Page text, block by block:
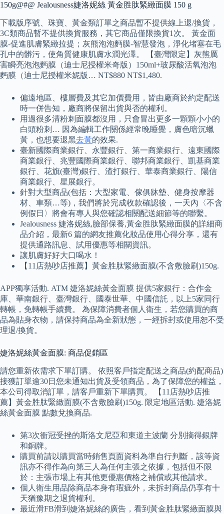
150g@#@ Jealousness婕洛妮絲 黃金胜肽緊緻面膜 150 g
下載版序號、珠寶、黃金類訂單之商品暫不提供線上退/換貨，
3C類商品暫不提供換貨服務，其它商品僅限換貨1次。 黃金面
膜-促進肌膚緊緻拉提；灰熊泡泡麪膜-智慧發泡，淨化堵塞在毛
孔中的髒污，使角質健康肌膚水潤光澤。 【臺灣限定】灰熊厲
害瞬亮泡泡麪膜（迪士尼授權米奇版）150ml+玻尿酸活氧泡泡
麪膜（迪士尼授權米妮版… NT$880 NT$1,480.
偏遠地區、樓層費及其它加價費用，皆由廠商於約定配送
時一併告知，廠商將保留出貨與否的權利。
用過很多清粉刺面膜都沒用，只會冒出更多一顆顆小小的
白頭粉刺… 因為編輯工作關係經常晚睡覺，膚色暗沉蠟
黃，也想要退黑去黃的效果.
臺新國際商業銀行、永豐銀行、第一商業銀行、遠東國際
商業銀行、兆豐國際商業銀行、聯邦商業銀行、凱基商業
銀行、花旗(臺灣)銀行、渣打銀行、華泰商業銀行、陽信
商業銀行、星展銀行。
針對大型商品(包括：大型家電、傢俱牀墊、健身按摩器
材、車類…等)，我們將於完成收款確認後，一天內〈不含
例假日〉將會有專人與您確認相關配送細節等的聯繫。
Jealousness 婕洛妮絲,臉部保養,黃金胜肽緊緻面膜的詳細商
品介紹，最新6 篇的網友推薦化妝品使用心得分享，還有
提供通路訊息、試用優惠等相關資訊。
讓肌膚好好大口喝水！
【11店熱吵店推薦】黃金胜肽緊緻面膜(不含敷臉刷)150g.
APP獨享活動. ATM 婕洛妮絲黃金面膜 提供5家銀行：合作金
庫、華南銀行、臺灣銀行、國泰世華、中國信託，以上5家同行
轉帳，免轉帳手續費。 為保障消費者個人衛生，若您購買的商
品為貼身衣物，請保持商品為全新狀態，一經拆封或使用恕不受
理退/換貨。
婕洛妮絲黃金面膜: 商品促銷區
請您重新依需求下單訂購。 依照客戶指定配送之商品(約配商品)
接獲訂單逾30日您未通知出貨及受領商品，為了保障您的權益，
本公司得取消訂單，請客戶重新下單購買。 【11店熱吵店推
薦】黃金胜肽緊緻面膜(不含敷臉刷)150g. 限定地區活動. 婕洛妮
絲黃金面膜 點數兌換商品.
第3次衝冠受挫的斯洛文尼亞和東道主波蘭 分別摘得銀牌
和銅牌。
購買前請以購買當時銷售頁面資料為準自行判斷，該等資
訊亦不得作為向第三人為任何主張之依據，包括但不限
於：主張市場上有其他更優惠價格之補償或其他請求。
個人衛生用品除商品本身有瑕疵外，未拆封商品仍享有十
天猶豫期之退貨權利。
最近滑FB滑到婕洛妮絲的廣告，看到黃金胜肽緊緻面膜與